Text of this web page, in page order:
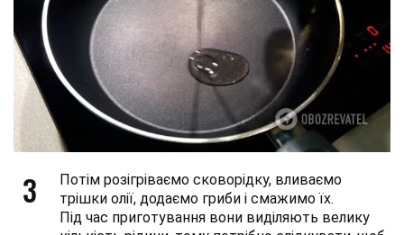
3
Потім розігріваємо сковорідку, вливаємо
трішки олії, додаємо гриби і смажимо їх.
Під час приготування вони виділяють велику